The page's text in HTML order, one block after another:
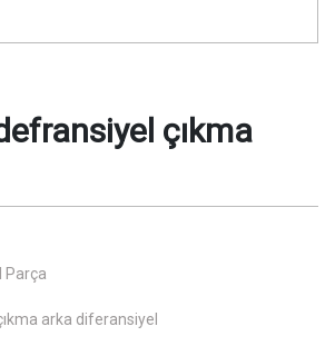
çıkma
Parça
arka diferansiyel